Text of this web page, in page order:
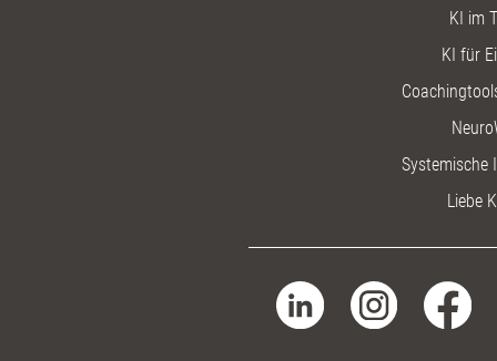
KI im
KI für
Systemische
Liebe